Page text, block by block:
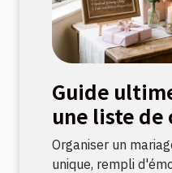
Guide
une liste de
mariage
Organiser un
unique, rempli